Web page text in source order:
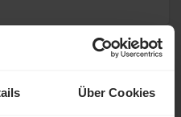
Über Cookies
Ostfildern